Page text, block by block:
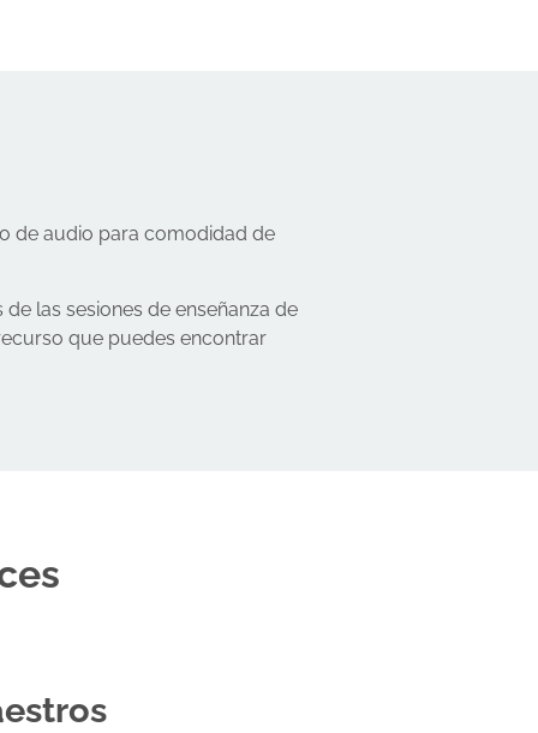
de audio para comodidad de
las sesiones de enseñanza de
que puedes encontrar